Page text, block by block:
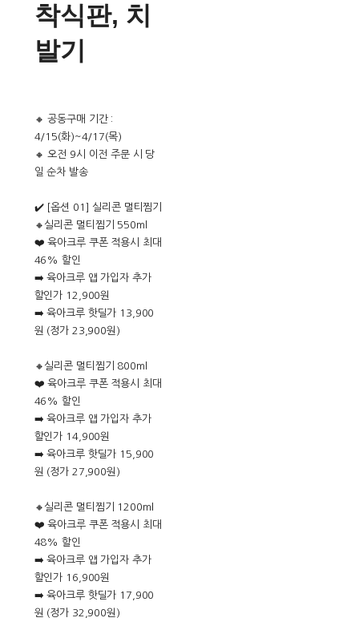
착식판, 치
발기
🔸 공동구매 기간 :
4/15(화)~4/17(목)
🔸 오전 9시 이전 주문 시 당
일 순차 발송
✔️ [옵션 01] 실리콘 멀티찜기
🔸실리콘 멀티찜기 550ml
❤️ 육아크루 쿠폰 적용시 최대
46% 할인
➡️ 육아크루 앱 가입자 추가
할인가 12,900원
➡️ 육아크루 핫딜가 13,900
원 (정가 23,900원)
🔸실리콘 멀티찜기 800ml
❤️ 육아크루 쿠폰 적용시 최대
46% 할인
➡️ 육아크루 앱 가입자 추가
할인가 14,900원
➡️ 육아크루 핫딜가 15,900
원 (정가 27,900원)
🔸실리콘 멀티찜기 1200ml
❤️ 육아크루 쿠폰 적용시 최대
48% 할인
➡️ 육아크루 앱 가입자 추가
할인가 16,900원
➡️ 육아크루 핫딜가 17,900
원 (정가 32,900원)